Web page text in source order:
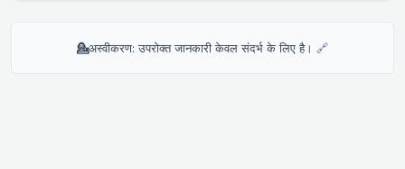
💁अस्वीकरण: उपरोक्त जानकारी केवल संदर्भ के लिए है। 🔗